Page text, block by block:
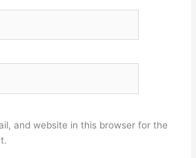
and website in this browser for the